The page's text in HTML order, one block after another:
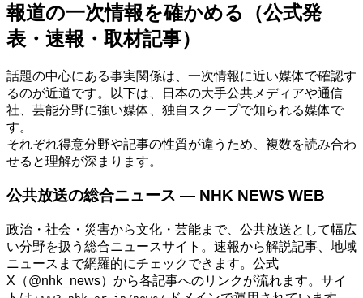
報道の一次情報を確かめる（公式発
表・速報・取材記事）
話題の中心にある事実関係は、一次情報に近い媒体で確認す
るのが近道です。以下は、日本の大手公共メディアや通信
社、芸能分野に強い媒体、独自スクープで知られる媒体で
す。
それぞれ得意分野や記事の性質が違うため、複数を読み合わ
せると理解が深まります。
公共放送の総合ニュース — NHK NEWS WEB
政治・社会・災害から文化・芸能まで、公共放送として幅広
い分野を扱う総合ニュースサイト。速報から解説記事、地域
ニュースまで網羅的にチェックできます。公式
X（@nhk_news）から各記事へのリンクが流れます。サイ